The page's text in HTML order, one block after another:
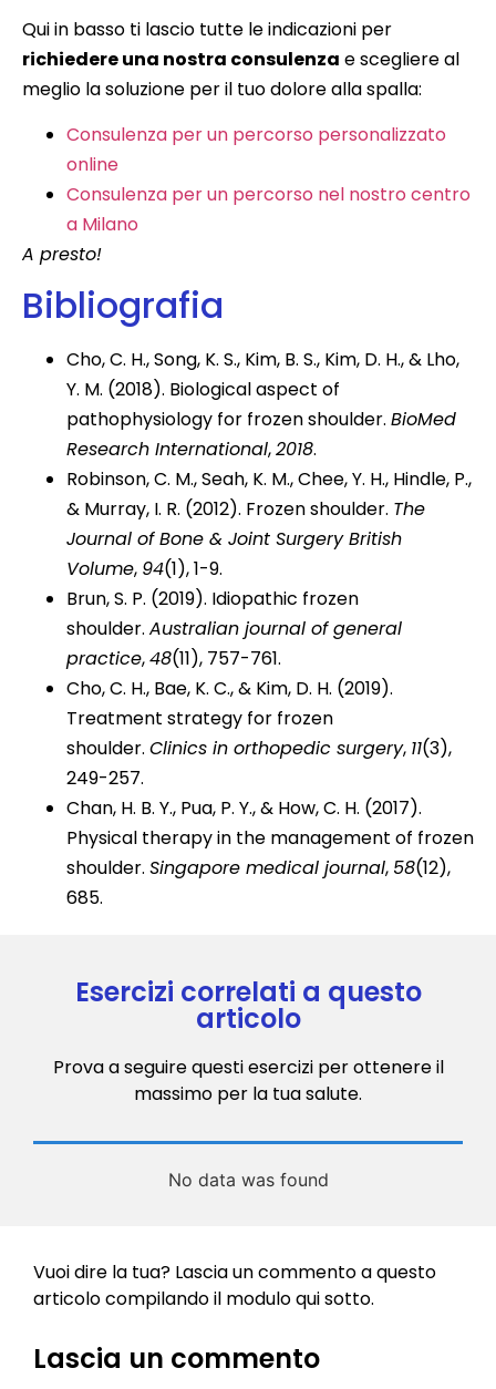
Qui in basso ti lascio tutte le indicazioni per
richiedere una nostra consulenza e scegliere al
meglio la soluzione per il tuo dolore alla spalla:
Consulenza per un percorso personalizzato
online
Consulenza per un percorso nel nostro centro
a Milano
A presto!
Bibliografia
Cho, C. H., Song, K. S., Kim, B. S., Kim, D. H., & Lho,
Y. M. (2018). Biological aspect of
pathophysiology for frozen shoulder. BioMed
Research International,2018.
Robinson, C. M., Seah, K. M., Chee, Y. H., Hindle, P.,
& Murray, I. R. (2012). Frozen shoulder. The
Journal of Bone & Joint Surgery British
Volume, 94(1), 1-9.
Brun, S. P. (2019). Idiopathic frozen
shoulder. Australian journal of general
practice,48(11), 757-761.
Cho, C. H., Bae, K. C., & Kim, D. H. (2019).
Treatment strategy for frozen
shoulder. Clinics in orthopedic surgery, 11(3),
249-257.
Chan, H. B. Y., Pua, P. Y., & How, C. H. (2017).
Physical therapy in the management of frozen
shoulder. Singapore medical journal, 58(12),
685.
Esercizi correlati a questo
articolo
Prova a seguire questi esercizi per ottenere il
massimo per la tua salute.
No data was found
Vuoi dire la tua? Lascia un commento a questo
articolo compilando il modulo qui sotto.
Lascia un commento